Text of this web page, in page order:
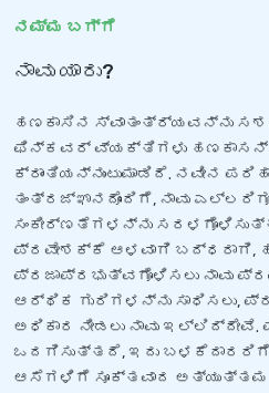
ನಮ್ಮ ಬಗ್ಗೆ
ನಾವು ಯಾರು?
ಹಣಕಾಸಿನ ಸ್ವಾತಂತ್ರ್ಯವನ್ನು
ಫಿನ್‌ಕವರ್ ವ್ಯಕ್ತಿಗಳು
ಕ್ರಾಂತಿಯನ್ನುಂಟುಮಾಡಿದೆ. ನವೀನ
ತಂತ್ರಜ್ಞಾನದೊಂದಿಗೆ, ನಾವು
ಸಂಕೀರ್ಣತೆಗಳನ್ನು
ಪ್ರವೇಶಕ್ಕೆ ಆಳವಾಗಿ ಬದ್ಧರಾಗಿ,
ಪ್ರಜಾಪ್ರಭುತ್ವಗೊಳಿಸಲು ನಾವು
ಆರ್ಥಿಕ ಗುರಿಗಳನ್ನು ಸಾಧಿಸಲು,
ಅಧಿಕಾರ ನೀಡಲು ನಾವು
ಒದಗಿಸುತ್ತದೆ, ಇದು
ಆಸೆಗಳಿಗೆ ಸೂಕ್ತವಾದ